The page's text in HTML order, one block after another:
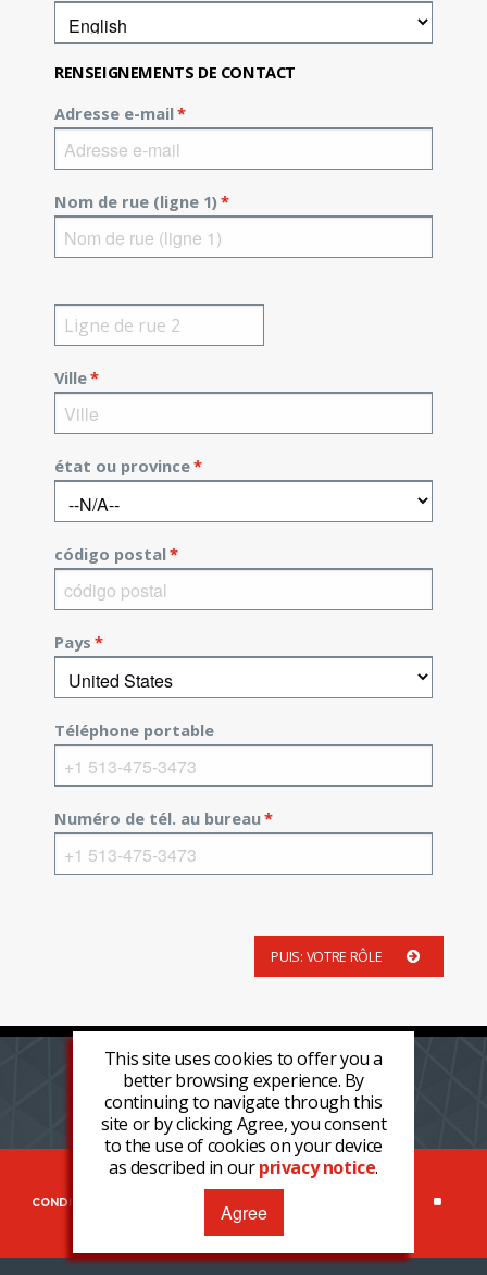
This site uses cookies to offer you a
better browsing experience. By
continuing to navigate through this
site or by clicking Agree, you consent
to the use of cookies on your device
as described in ourprivacy notice.
Agree
RENSEIGNEMENTS DE CONTACT
Adresse e-mail*
Nom de rue (ligne 1)*
Ville*
état ou province*
código postal*
Pays *
Téléphone portable
Numéro de tél. au bureau*
PUIS: VOTRE RÔLE
ACTUALITÉS CONTACTER NOUS
CARRIÈRE
LOGIN
REGISTER NOW
COPYRIGHT © 2026 CLARKE®, ALL RIGHTS RESERVED
CONDITIONS GÉNÉRALES DE VENTE